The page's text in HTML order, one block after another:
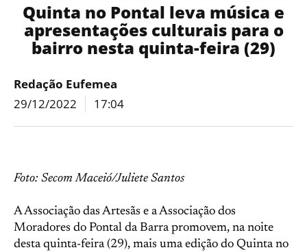
Quinta no Pontal leva música e
apresentações culturais para o
bairro nesta quinta-feira (29)
Redação Eufemea
29/12/2022
17:04
Foto: Secom Maceió/Juliete Santos
A Associação das Artesãs e a Associação dos
Moradores do Pontal da Barra promovem, na noite
desta quinta-feira (29), mais uma edição do Quinta no